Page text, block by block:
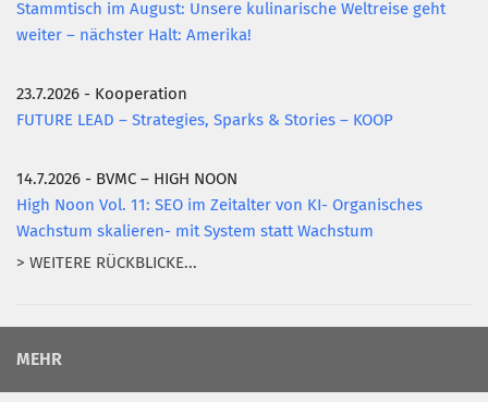
Stammtisch im August: Unsere kulinarische Weltreise geht
weiter – nächster Halt: Amerika!
23.7.2026 - Kooperation
FUTURE LEAD – Strategies, Sparks & Stories – KOOP
14.7.2026 - BVMC – HIGH NOON
High Noon Vol. 11: SEO im Zeitalter von KI- Organisches
Wachstum skalieren- mit System statt Wachstum
> WEITERE RÜCKBLICKE...
MEHR